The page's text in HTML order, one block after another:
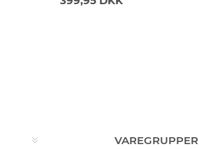
VAREGRUPPER